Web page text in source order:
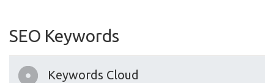
SEO Keywords
Keywords Cloud